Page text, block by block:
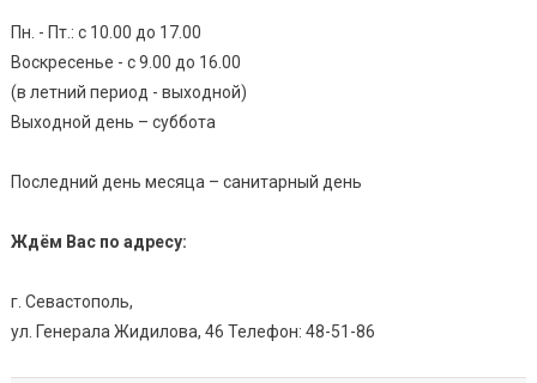
Пн. - Пт.: с 10.00 до 17.00
Воскресенье - с 9.00 до 16.00
(в летний период - выходной)
Выходной день – суббота
Последний день месяца – санитарный день
Ждём Вас по адресу:
г. Севастополь,
ул. Генерала Жидилова, 46 Телефон: 48-51-86